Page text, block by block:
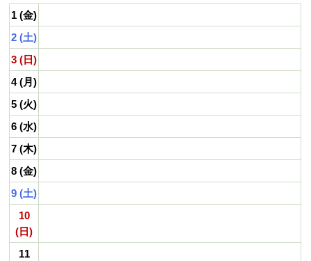
1 (金)
2 (土)
3 (日)
4 (月)
5 (火)
6 (水)
7 (木)
8 (金)
9 (土)
10
(日)
11